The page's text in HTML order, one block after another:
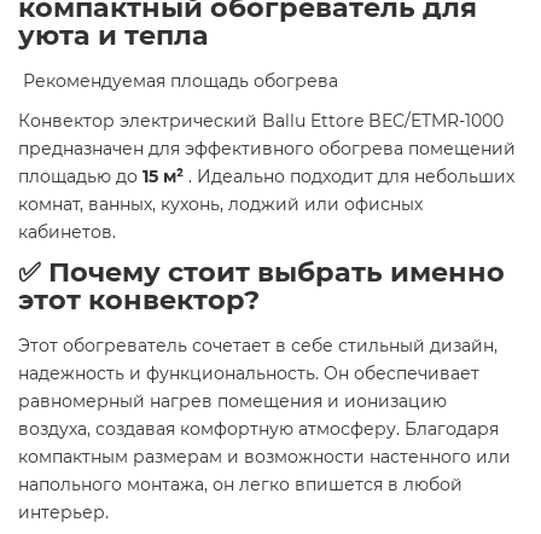
компактный обогреватель для
уюта и тепла
​ Рекомендуемая площадь обогрева
Конвектор электрический Ballu Ettore BEC/ETMR-1000
предназначен для эффективного обогрева помещений
площадью до 15 м² . Идеально подходит для небольших
комнат, ванных, кухонь, лоджий или офисных
кабинетов.​
✅ Почему стоит выбрать именно
этот конвектор?
Этот обогреватель сочетает в себе стильный дизайн,
надежность и функциональность. Он обеспечивает
равномерный нагрев помещения и ионизацию
воздуха, создавая комфортную атмосферу. Благодаря
компактным размерам и возможности настенного или
напольного монтажа, он легко впишется в любой
интерьер.​